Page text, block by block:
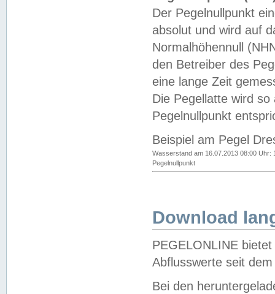
Der Pegelnullpunkt
absolut und wird auf
Normalhöhennull
den Betreiber des
eine lange Zeit
Die Pegellatte wird
Pegelnullpunkt
Beispiel am Pegel
Wasserstand am 16.07.2013 08:00 Uhr:
Pegelnullpunkt
Download
PEGELONLINE
Abflusswerte seit
Bei den